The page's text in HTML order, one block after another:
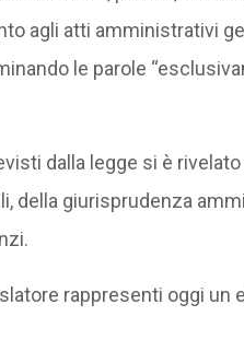
agli atti amministrativi
le parole
dalla legge si è
della giurisprudenza
rappresenti oggi un